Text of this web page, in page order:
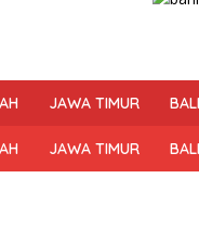
JAWA TIMUR BALI
JAWA TIMUR BALI